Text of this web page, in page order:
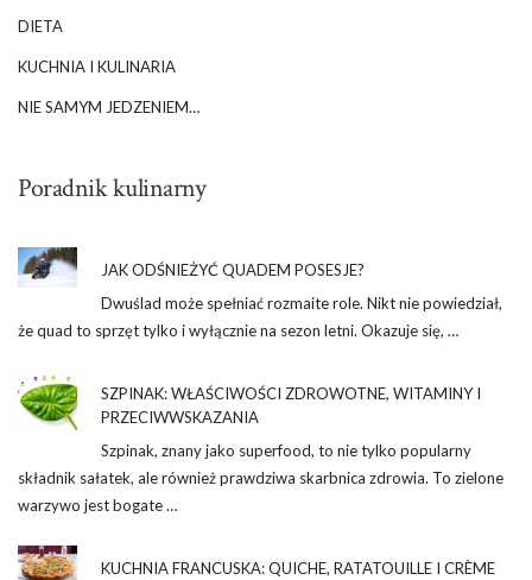
DIETA
KUCHNIA I KULINARIA
NIE SAMYM JEDZENIEM…
Poradnik kulinarny
JAK ODŚNIEŻYĆ QUADEM POSESJE?
Dwuślad może spełniać rozmaite role. Nikt nie powiedział,
że quad to sprzęt tylko i wyłącznie na sezon letni. Okazuje się, …
SZPINAK: WŁAŚCIWOŚCI ZDROWOTNE, WITAMINY I
PRZECIWWSKAZANIA
Szpinak, znany jako superfood, to nie tylko popularny
składnik sałatek, ale również prawdziwa skarbnica zdrowia. To zielone
warzywo jest bogate …
KUCHNIA FRANCUSKA: QUICHE, RATATOUILLE I CRÈME